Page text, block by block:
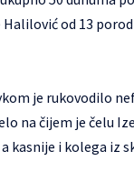
od 13
je rukovodilo
na čijem je čelu
kasnije i kolega iz